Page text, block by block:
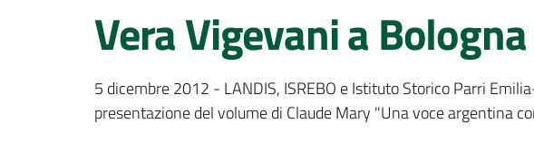
Vera Vigevani a Bologna
5 dicembre 2012 - LANDIS, ISREBO e Istituto Storico Parri
presentazione del volume di Claude Mary "Una voce argentina